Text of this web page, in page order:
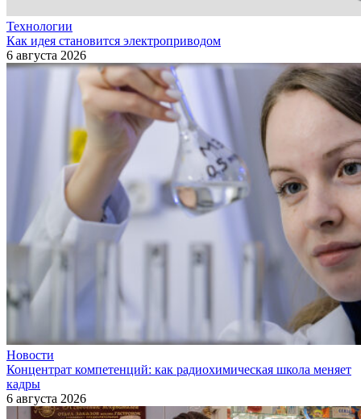
Технологии
Как идея становится электроприводом
6 августа 2026
Новости
Концентрат компетенций: как радиохимическая школа меняет
кадры
6 августа 2026